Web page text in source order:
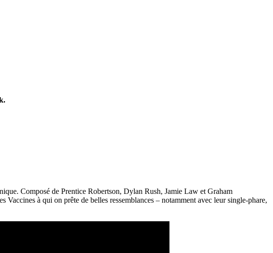
Composé de Prentice Robertson, Dylan Rush, Jamie Law et Graham
à qui on prête de belles ressemblances – notamment avec leur single-phare,